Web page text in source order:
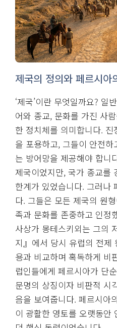
제국의 정의와 페르시아
‘제국’이란 무엇일까요? 일
어와 종교, 문화를 가진 사
한 정치체를 의미합니다.
을 포용하고, 그들이 안전
는 방어망을 제공해야 합니
제국이었지만, 국가 종교를
한계가 있었습니다. 그러나
다. 그들은 모든 제국의 원
족과 문화를 존중하고 인정
사상가 몽테스키외는 그의
지』에서 당시 유럽의 전제
용과 비교하며 혹독하게 비
럽인들에게 페르시아가 단
문명의 상징이자 비판적 시
음을 보여줍니다. 페르시아
이 광활한 영토를 오랫동안